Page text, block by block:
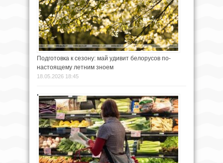
Подготовка к сезону: май удивит белорусов по-
настоящему летним зноем
18.05.2026 18:45